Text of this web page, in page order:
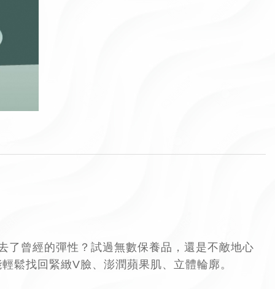
了曾經的彈性？試過無數保養品，還是不敵地心
鬆找回緊緻V臉、澎潤蘋果肌、立體輪廓。